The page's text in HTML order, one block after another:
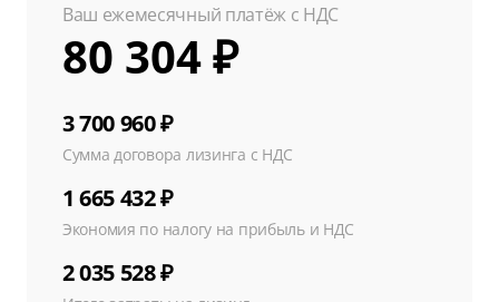
Ваш ежемесячный платёж с НДС
80 304 ₽
3 700 960 ₽
Сумма договора лизинга с НДС
1 665 432 ₽
Экономия по налогу на прибыль и НДС
2 035 528 ₽